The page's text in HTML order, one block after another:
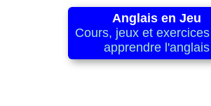
Anglais en Jeu
Cours, jeux et
apprendre l'anglais